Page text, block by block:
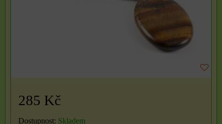
285 Kč
Dostupnost: Skladem